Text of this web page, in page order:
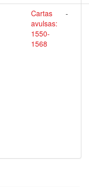
Cartas
avulsas:
1550-
1568
-